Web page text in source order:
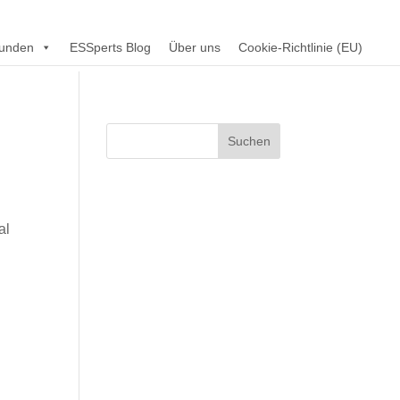
ESSperts Blog Über uns Cookie-Richtlinie (EU)